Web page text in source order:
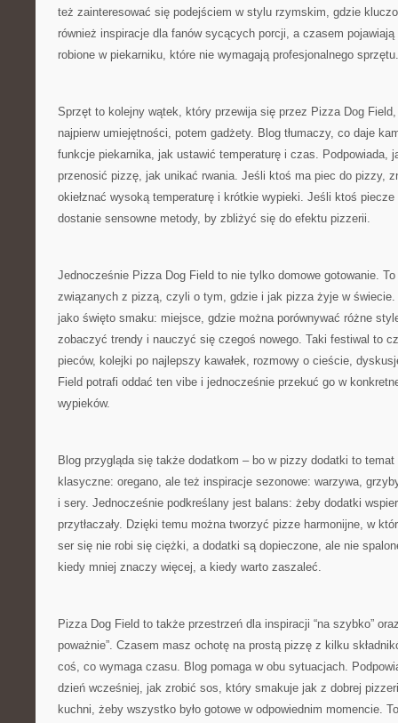
też zainteresować się podejściem w stylu rzymskim, gdzie
również inspiracje dla fanów sycących porcji, a czasem pojawiają
robione w piekarniku, które nie wymagają profesjonalnego sprzętu.
Sprzęt to kolejny wątek, który przewija się przez Pizza Dog
najpierw umiejętności, potem gadżety. Blog tłumaczy, co daje
funkcje piekarnika, jak ustawić temperaturę i czas. Podpowiada,
przenosić pizzę, jak unikać rwania. Jeśli ktoś ma piec do pizzy,
okiełznać wysoką temperaturę i krótkie wypieki. Jeśli ktoś
dostanie sensowne metody, by zbliżyć się do efektu pizzerii.
Jednocześnie Pizza Dog Field to nie tylko domowe gotowanie.
związanych z pizzą, czyli o tym, gdzie i jak pizza żyje w
jako święto smaku: miejsce, gdzie można porównywać różne
zobaczyć trendy i nauczyć się czegoś nowego. Taki festiwal to
pieców, kolejki po najlepszy kawałek, rozmowy o cieście,
Field potrafi oddać ten vibe i jednocześnie przekuć go w
wypieków.
Blog przygląda się także dodatkom – bo w pizzy dodatki to
klasyczne: oregano, ale też inspiracje sezonowe: warzywa,
i sery. Jednocześnie podkreślany jest balans: żeby dodatki
przytłaczały. Dzięki temu można tworzyć pizze harmonijne, w
ser się nie robi się ciężki, a dodatki są dopieczone, ale nie
kiedy mniej znaczy więcej, a kiedy warto zaszaleć.
Pizza Dog Field to także przestrzeń dla inspiracji “na szybko”
poważnie”. Czasem masz ochotę na prostą pizzę z kilku
coś, co wymaga czasu. Blog pomaga w obu sytuacjach.
dzień wcześniej, jak zrobić sos, który smakuje jak z dobrej
kuchni, żeby wszystko było gotowe w odpowiednim momencie.